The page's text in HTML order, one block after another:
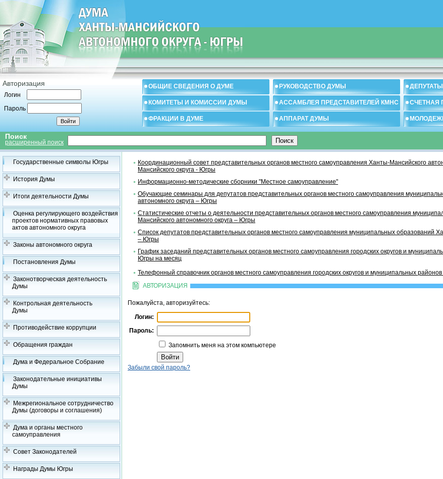
Авторизация
Логин
Пароль
ОБЩИЕ СВЕДЕНИЯ О ДУМЕ РУКОВОДСТВО ДУМЫ ДЕПУТАТЫ
КОМИТЕТЫ И КОМИССИИ ДУМЫ АССАМБЛЕЯ ПРЕДСТАВИТЕЛЕЙ КМНС СЧЕТНАЯ
ФРАКЦИИ В ДУМЕ АППАРАТ ДУМЫ
Поиск
расширенный поиск
Государственные символы Югры
История Думы
Итоги деятельности Думы
Оценка регулирующего воздействия
проектов нормативных правовых
актов автономного округа
Законы автономного округа
Постановления Думы
Законотворческая деятельность
Думы
Контрольная деятельность
Думы
Противодействие коррупции
Обращения граждан
Дума и Федеральное Собрание
Законодательные инициативы
Думы
Межрегиональное сотрудничество
Думы (договоры и соглашения)
Дума и органы местного
самоуправления
Совет Законодателей
Награды Думы Югры
Координационный совет представительных органов местного самоуправления Ханты-Мансийского
Мансийского округа - Югры
Информационно-методические сборники "Местное самоуправление"
Обучающие семинары для депутатов представительных органов местного самоуправления
автономного округа – Югры
Статистические отчеты о деятельности представительных органов местного самоуправления
Мансийского автономного округа – Югры
Список депутатов представительных органов местного самоуправления муниципальных образований
– Югры
График заседаний представительных органов местного самоуправления городских округов и
Югры на месяц
Телефонный справочник органов местного самоуправления городских округов и муниципальных районов
АВТОРИЗАЦИЯ
Пожалуйста, авторизуйтесь:
Логин:
Пароль:
Запомнить меня на этом компьютере
Забыли свой пароль?